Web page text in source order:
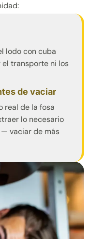
lodo con cuba
transporte ni los
de vaciar
real de la fosa
lo necesario
vaciar de más